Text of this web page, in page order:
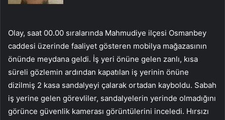
Olay, saat 00.00 sıralarında Mahmudiye ilçesi Osmanbey
caddesi üzerinde faaliyet gösteren mobilya mağazasının
önünde meydana geldi. İş yeri önüne gelen zanlı, kısa
süreli gözlemin ardından kapatılan iş yerinin önüne
dizilmiş 2 kasa sandalyeyi çalarak ortadan kayboldu. Sabah
iş yerine gelen görevliler, sandalyelerin yerinde olmadığını
görünce güvenlik kamerası görüntülerini inceledi. Hırsızı